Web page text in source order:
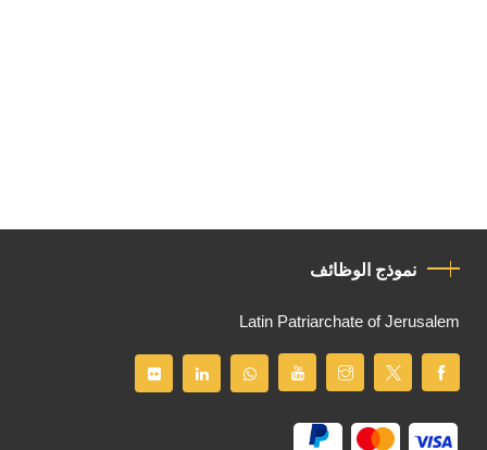
نموذج الوظائف
Latin Patriarchate of Jerusalem